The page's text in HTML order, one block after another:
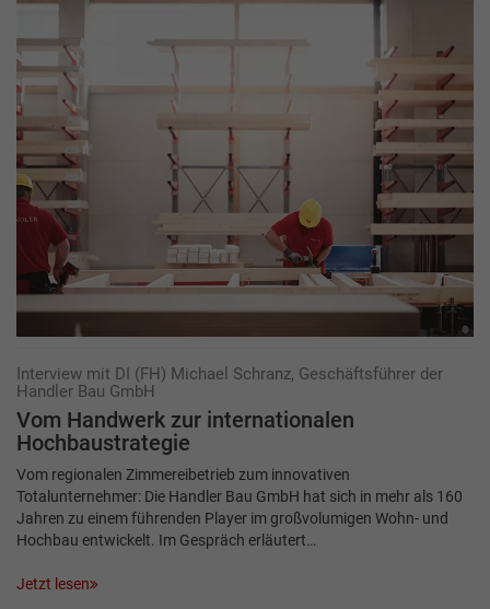
Interview mit DI (FH) Michael Schranz, Geschäftsführer der
Handler Bau GmbH
Vom Handwerk zur inter­nationalen
Hochbaustrategie
Vom regionalen Zimmereibetrieb zum innovativen
Totalunternehmer: Die Handler Bau GmbH hat sich in mehr als 160
Jahren zu einem führenden Player im großvolumigen Wohn- und
Hochbau entwickelt. Im Gespräch erläutert…
Jetzt lesen